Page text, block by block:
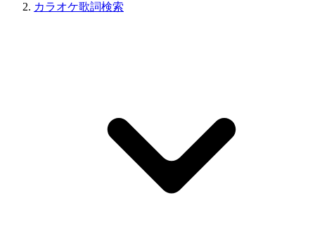
カラオケ歌詞検索